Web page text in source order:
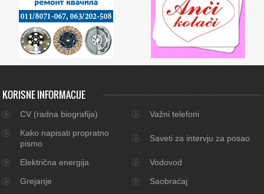
KORISNE INFORMACIJE
CV (radna biografija)
Važni telefoni
Kako napisati propratno
pismo
Saveti za intervju za posao
Električna energija
Vodovod
Grejanje
Saobraćaj